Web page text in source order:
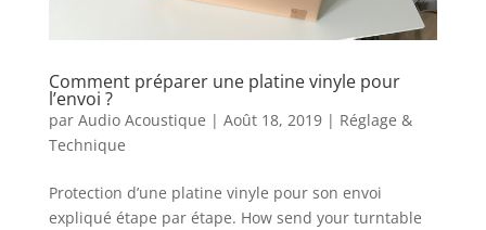
Comment préparer une platine vinyle pour
l’envoi ?
par Audio Acoustique | Août 18, 2019| Réglage &
Technique
Protection d’une platine vinyle pour son envoi
expliqué étape par étape. How send your turntable